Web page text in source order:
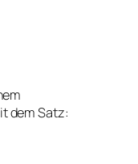
dem Satz: